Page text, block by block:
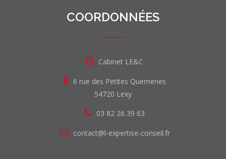
COORDONNÉES
Cabinet LE&C
6 rue des Petites Quemenes
54720 Lexy
03 82 26 39 63
contact@l-expertise-conseil.fr